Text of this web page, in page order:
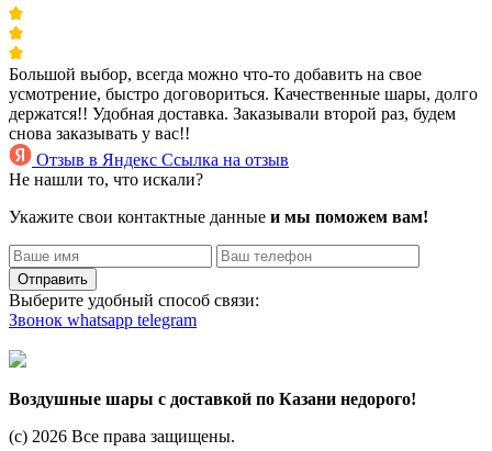
Большой выбор, всегда можно что-то добавить на свое
усмотрение, быстро договориться. Качественные шары, долго
держатся!! Удобная доставка. Заказывали второй раз, будем
снова заказывать у вас!!
Отзыв в Яндекс Ссылка на отзыв
Не нашли то, что искали?
Укажите свои контактные данные и мы поможем вам!
Отправить
Выберите удобный способ связи:
Звонок whatsapp telegram
Воздушные шары с доставкой по Казани недорого!
(c) 2026 Все права защищены.